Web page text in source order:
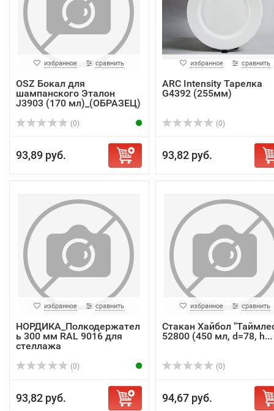
избранное сравнить
OSZ Бокал для
шампанского Эталон
J3903 (170 мл)_(ОБРАЗЕЦ)
(0)
93,89 руб.
избранное сравнить
ARC Intensity Тарелка
G4392 (255мм)
(0)
93,82 руб.
избранное сравнить
НОРДИКА_Полкодержател
ь 300 мм RAL 9016 для
стеллажа
(0)
93,82 руб.
избранное сравнить
Стакан Хайбол
52800 (450 мл, d=78, h...
(0)
94,67 руб.